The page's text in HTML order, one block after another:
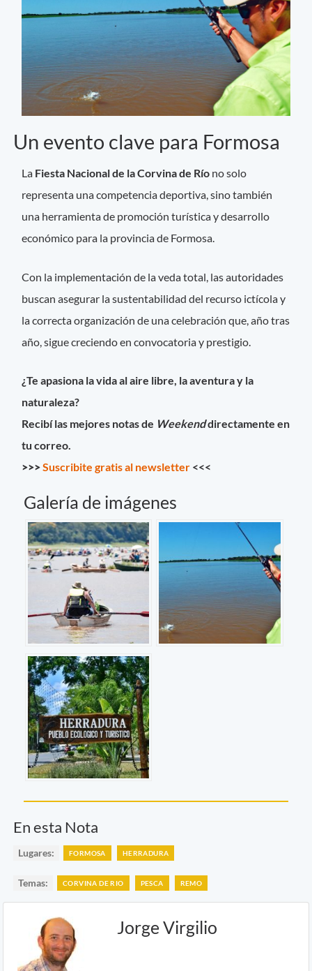
Un evento clave para Formosa
La Fiesta Nacional de la Corvina de Río no solo
representa una competencia deportiva, sino también
una herramienta de promoción turística y desarrollo
económico para la provincia de Formosa.
Con la implementación de la veda total, las autoridades
buscan asegurar la sustentabilidad del recurso ictícola y
la correcta organización de una celebración que, año tras
año, sigue creciendo en convocatoria y prestigio.
¿Te apasiona la vida al aire libre, la aventura y la
naturaleza?
Recibí las mejores notas de Weekenddirectamente en
tu correo.
>>>Suscribite gratis al newsletter <<<
Galería de imágenes
En esta Nota
Lugares: FORMOSA HERRADURA
Temas: CORVINA DE RIO PESCA REMO
Jorge Virgilio